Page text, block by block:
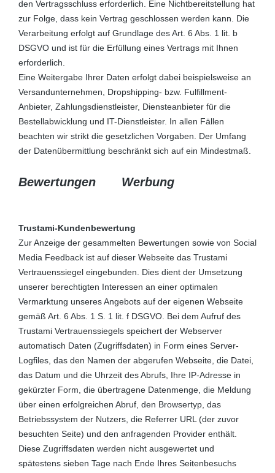
den Vertragsschluss erforderlich. Eine Nichtbereitstellung hat
zur Folge, dass kein Vertrag geschlossen werden kann. Die
Verarbeitung erfolgt auf Grundlage des Art. 6 Abs. 1 lit. b
DSGVO und ist für die Erfüllung eines Vertrags mit Ihnen
erforderlich.
Eine Weitergabe Ihrer Daten erfolgt dabei beispielsweise an
Versandunternehmen, Dropshipping- bzw. Fulfillment-
Anbieter, Zahlungsdienstleister, Diensteanbieter für die
Bestellabwicklung und IT-Dienstleister. In allen Fällen
beachten wir strikt die gesetzlichen Vorgaben. Der Umfang
der Datenübermittlung beschränkt sich auf ein Mindestmaß.
Bewertungen Werbung
Trustami-Kundenbewertung
Zur Anzeige der gesammelten Bewertungen sowie von Social
Media Feedback ist auf dieser Webseite das Trustami
Vertrauenssiegel eingebunden. Dies dient der Umsetzung
unserer berechtigten Interessen an einer optimalen
Vermarktung unseres Angebots auf der eigenen Webseite
gemäß Art. 6 Abs. 1 S. 1 lit. f DSGVO. Bei dem Aufruf des
Trustami Vertrauenssiegels speichert der Webserver
automatisch Daten (Zugriffsdaten) in Form eines Server-
Logfiles, das den Namen der abgerufen Webseite, die Datei,
das Datum und die Uhrzeit des Abrufs, Ihre IP-Adresse in
gekürzter Form, die übertragene Datenmenge, die Meldung
über einen erfolgreichen Abruf, den Browsertyp, das
Betriebssystem der Nutzers, die Referrer URL (der zuvor
besuchten Seite) und den anfragenden Provider enthält.
Diese Zugriffsdaten werden nicht ausgewertet und
spätestens sieben Tage nach Ende Ihres Seitenbesuchs